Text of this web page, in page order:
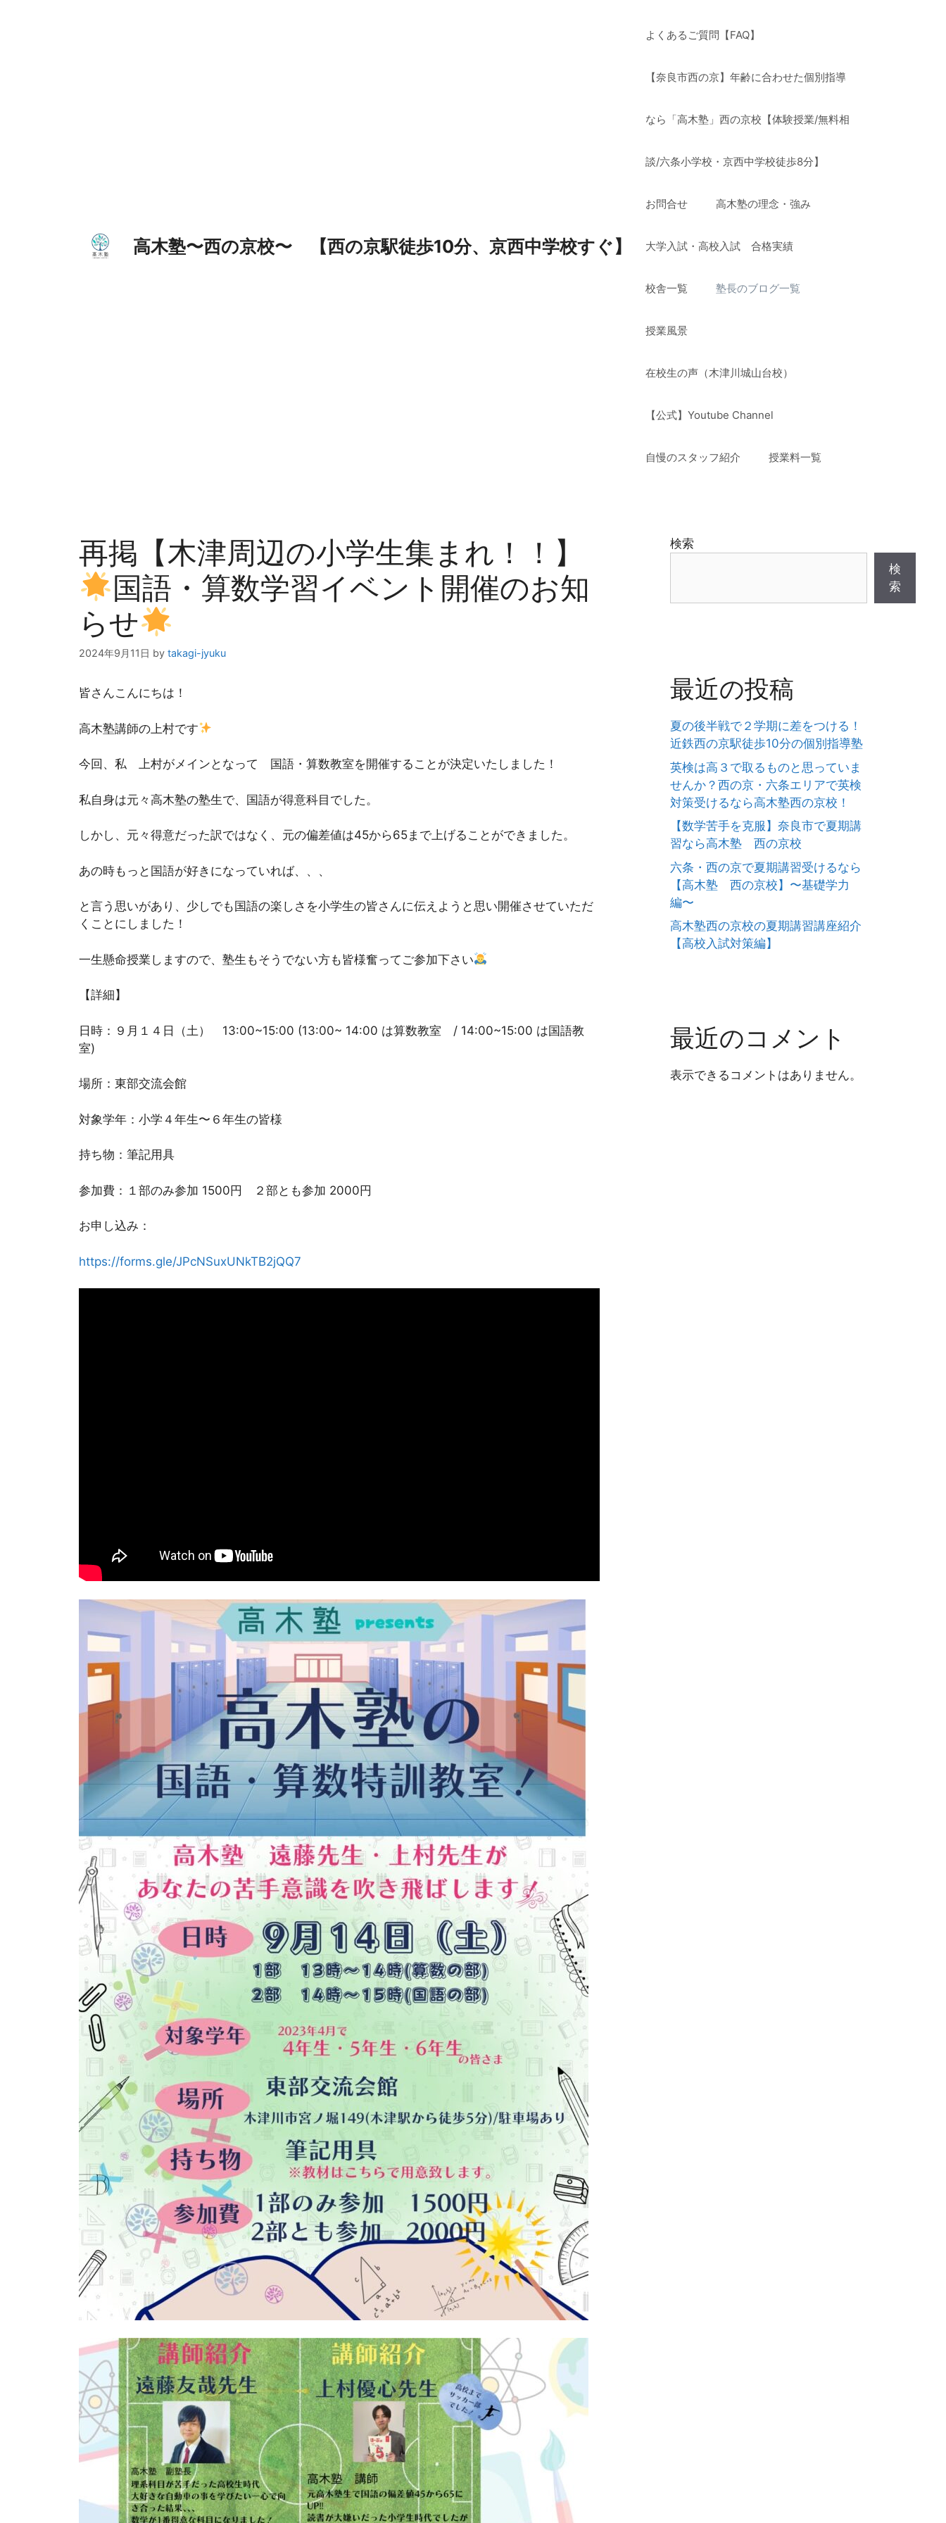
高木塾〜西の京校〜 【西の京駅徒歩10分、京西中学校すぐ】
よくあるご質問【FAQ】
【奈良市西の京】年齢に合わせた個別指導
なら「高木塾」西の京校【体験授業/無料相
談/六条小学校・京西中学校徒歩8分】
お問合せ 高木塾の理念・強み
大学入試・高校入試 合格実績
校舎一覧 塾長のブログ一覧
授業風景
在校生の声（木津川城山台校）
【公式】Youtube Channel
自慢のスタッフ紹介 授業料一覧
再掲【木津周辺の小学生集まれ！！】
国語・算数学習イベント開催のお知
らせ
2024年9月11日 by takagi-jyuku
皆さんこんにちは！
高木塾講師の上村です
今回、私 上村がメインとなって 国語・算数教室を開催することが決定いたしました！
私自身は元々高木塾の塾生で、国語が得意科目でした。
しかし、元々得意だった訳ではなく、元の偏差値は45から65まで上げることができました。
あの時もっと国語が好きになっていれば、、、
と言う思いがあり、少しでも国語の楽しさを小学生の皆さんに伝えようと思い開催させていただ
くことにしました！
一生懸命授業しますので、塾生もそうでない方も皆様奮ってご参加下さい
【詳細】
日時：９月１４日（土） 13:00~15:00 (13:00~ 14:00 は算数教室 / 14:00~15:00 は国語教
室)
場所：東部交流会館
対象学年：小学４年生〜６年生の皆様
持ち物：筆記用具
参加費：１部のみ参加 1500円 ２部とも参加 2000円
お申し込み：
https://forms.gle/JPcNSuxUNkTB2jQQ7
検索
検
索
最近の投稿
夏の後半戦で２学期に差をつける！
近鉄西の京駅徒歩10分の個別指導塾
英検は高３で取るものと思っていま
せんか？西の京・六条エリアで英検
対策受けるなら高木塾西の京校！
【数学苦手を克服】奈良市で夏期講
習なら高木塾 西の京校
六条・西の京で夏期講習受けるなら
【高木塾 西の京校】〜基礎学力
編〜
高木塾西の京校の夏期講習講座紹介
【高校入試対策編】
最近のコメント
表示できるコメントはありません。